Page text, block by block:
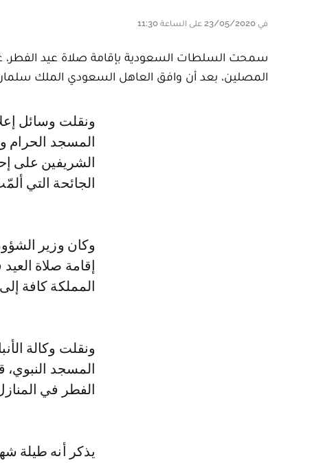
في 23/05/2020 على الساعة 11:30
سمحت السلطات السعودية بإقامة صلاة عيد الفطر،
المصلين، بعد أن وافق العاهل السعودي الملك
ونقلت وسائل إعلام سعودية عن عبدالرحمن السديس الرئيس العام لشؤون
المسجد الحرام
الشريفين على
الجائحة التي
وكان وزير
إقامة صلاة
المملكة كافة
ونقلت وكالة
المسجد
الفطر في
يذكر أنه طيلة